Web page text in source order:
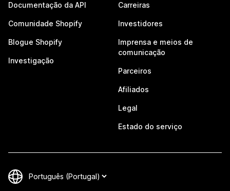
Documentação da API
Comunidade Shopify
Blogue Shopify
Investigação
Carreiras
Investidores
Imprensa e meios de
comunicação
Parceiros
Afiliados
Legal
Estado do serviço